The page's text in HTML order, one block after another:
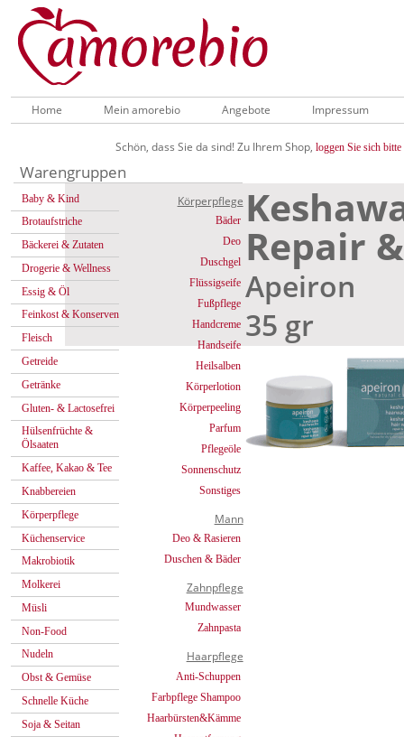
Home Mein amorebio Angebote Impressum
Schön, dass Sie da sind! Zu Ihrem Shop, loggen Sie sich bitte
Warengruppen
Baby & Kind
Brotaufstriche
Bäckerei & Zutaten
Drogerie & Wellness
Essig & Öl
Feinkost & Konserven
Fleisch
Getreide
Getränke
Gluten- & Lactosefrei
Hülsenfrüchte &
Ölsaaten
Kaffee, Kakao & Tee
Knabbereien
Körperpflege
Küchenservice
Makrobiotik
Molkerei
Müsli
Non-Food
Nudeln
Obst & Gemüse
Schnelle Küche
Soja & Seitan
Körperpflege
Bäder
Deo
Duschgel
Flüssigseife
Fußpflege
Handcreme
Handseife
Heilsalben
Körperlotion
Körperpeeling
Parfum
Pflegeöle
Sonnenschutz
Sonstiges
Mann
Deo & Rasieren
Duschen & Bäder
Zahnpflege
Mundwasser
Zahnpasta
Haarpflege
Anti-Schuppen
Farbpflege Shampoo
Haarbürsten&Kämme
Repair
Apeiron
35 gr